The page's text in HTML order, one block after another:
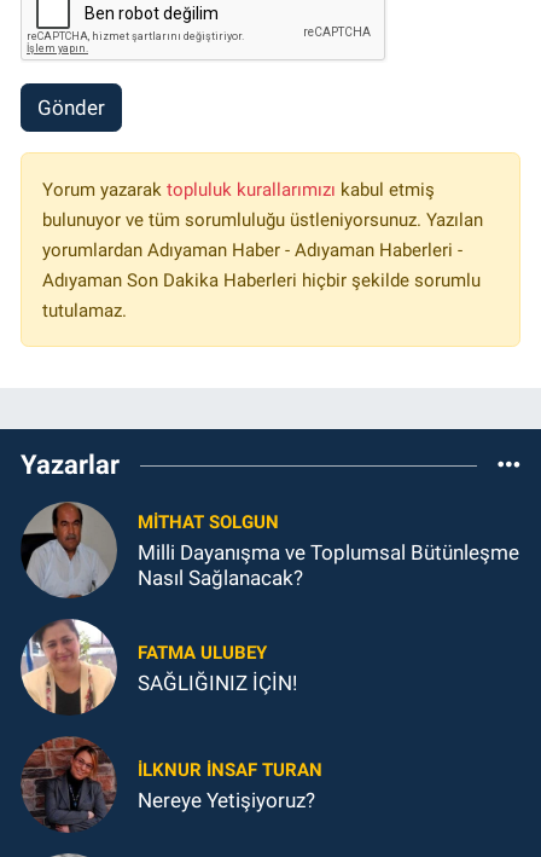
Gönder
Yorum yazarak topluluk kurallarımızı kabul etmiş
bulunuyor ve tüm sorumluluğu üstleniyorsunuz. Yazılan
yorumlardan Adıyaman Haber - Adıyaman Haberleri -
Adıyaman Son Dakika Haberleri hiçbir şekilde sorumlu
tutulamaz.
Yazarlar
MITHAT SOLGUN
Milli Dayanışma ve Toplumsal Bütünleşme
Nasıl Sağlanacak?
FATMA ULUBEY
SAĞLIĞINIZ İÇİN!
İLKNUR İNSAF TURAN
Nereye Yetişiyoruz?